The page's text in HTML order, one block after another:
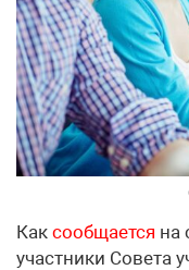
Как сообщается на
участники Совета